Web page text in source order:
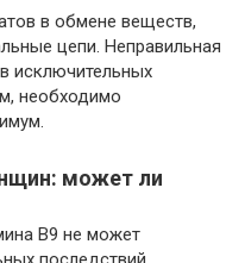
в обмене веществ,
цепи. Неправильная
исключительных
необходимо
может ли
В9 не может